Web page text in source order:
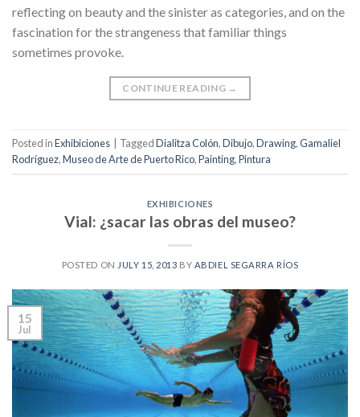
reflecting on beauty and the sinister as categories, and on the
fascination for the strangeness that familiar things
sometimes provoke.
CONTINUE READING →
Posted inExhibiciones TaggedDialitza Colón,Dibujo,Drawing,Gamaliel
Rodríguez,Museo de Arte de Puerto Rico,Painting,Pintura
EXHIBICIONES
Vial: ¿sacar las obras del museo?
POSTED ON JULY 15, 2013 BY ABDIEL SEGARRA RÍOS
15
Jul